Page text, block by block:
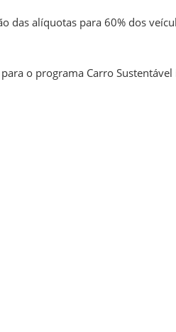
das alíquotas para 60% dos
o programa Carro